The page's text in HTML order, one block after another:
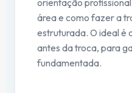
área e como fazer a
estruturada. O ideal é
antes da troca, para
fundamentada.